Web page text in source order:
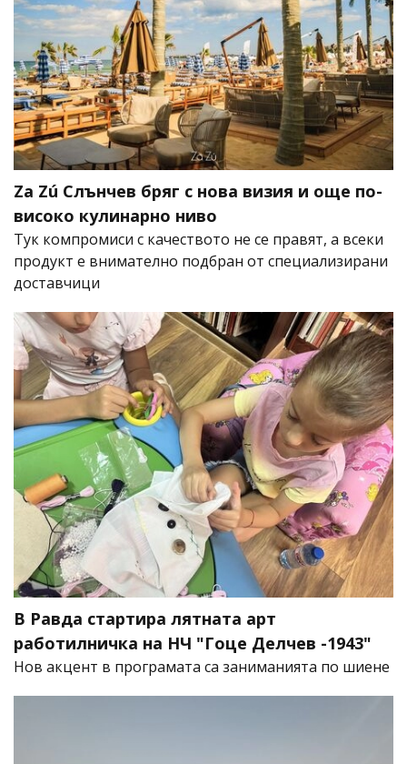
Za Zú Слънчев бряг с нова визия и още по-
високо кулинарно ниво
Тук компромиси с качеството не се правят, а всеки
продукт е внимателно подбран от специализирани
доставчици
В Равда стартира лятната арт
работилничка на НЧ "Гоце Делчев -1943"
Нов акцент в програмата са заниманията по шиене